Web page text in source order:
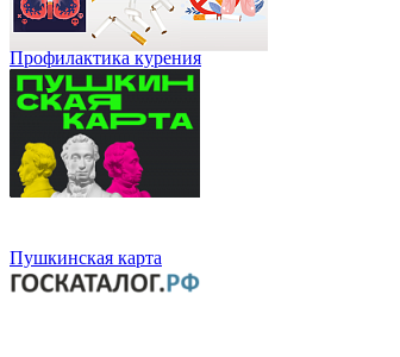
Профилактика курения
Пушкинская карта